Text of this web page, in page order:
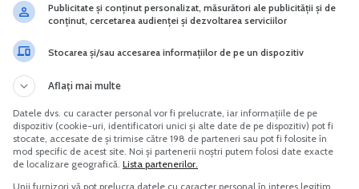
cu destinatie speciala din fonduri nerambursabile
impozite, taxe, penalitati).
in scopul realizarii de venituri;
numerar si prin conturi bancare;
Publicitate și conținut personalizat, măsurători ale publicității și de
conținut, cercetarea audienței și dezvoltarea serviciilor
Stocarea și/sau accesarea informațiilor de pe un dispozitiv
Aflați mai multe
Datele dvs. cu caracter personal vor fi prelucrate, iar informațiile de pe
dispozitiv (cookie-uri, identificatori unici și alte date de pe dispozitiv) pot fi
stocate, accesate de și trimise către 198 de parteneri sau pot fi folosite în
mod specific de acest site. Noi și partenerii noștri putem folosi date exacte
de localizare geografică. Lista partenerilor.
Unii furnizori vă pot prelucra datele cu caracter personal în interes legitim,